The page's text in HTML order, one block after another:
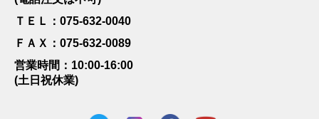
ＴＥＬ：075-632-0040
ＦＡＸ：075-632-0089
営業時間：10:00-16:00
(土日祝休業)